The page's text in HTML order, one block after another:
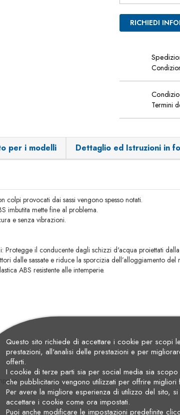
RICHIEDI
Termini
per i modelli Dettaglio ed Istruzioni in
provocati dai sassi vengono spesso notati.
imbutita mette fine al problema.
e senza vibrazioni.
Protegge il conducente dagli schizzi d'acqua proiettati
dalle sassate e riduce la sporcizia dell’alloggiamento del
ABS resistente alle intemperie.
Questo sito richiede di accettare i cookie per scopi
prestazioni, all'analisi delle prestazioni e per
offerti.
I cookie di terze parti sia per social media sia scopo
che pubblicitario vengono utilizzati per offrire migliori
Per avere la migliore esperienza di utilizzo del sito,
accettare i cookie come ora impostati.
Puoi anche modificare le impostazioni predefinite